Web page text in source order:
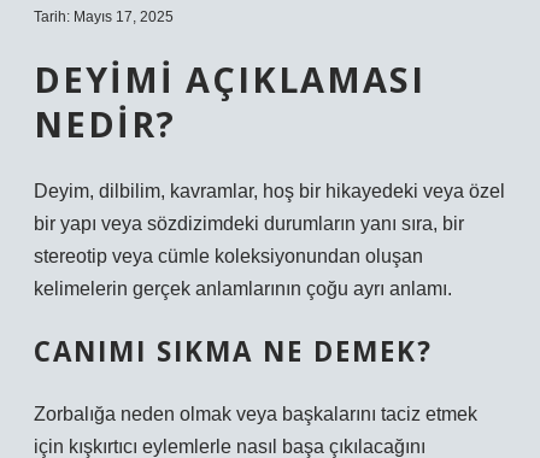
Tarih: Mayıs 17, 2025
DEYIMI AÇIKLAMASI
NEDIR?
Deyim, dilbilim, kavramlar, hoş bir hikayedeki veya özel
bir yapı veya sözdizimdeki durumların yanı sıra, bir
stereotip veya cümle koleksiyonundan oluşan
kelimelerin gerçek anlamlarının çoğu ayrı anlamı.
CANIMI SIKMA NE DEMEK?
Zorbalığa neden olmak veya başkalarını taciz etmek
için kışkırtıcı eylemlerle nasıl başa çıkılacağını